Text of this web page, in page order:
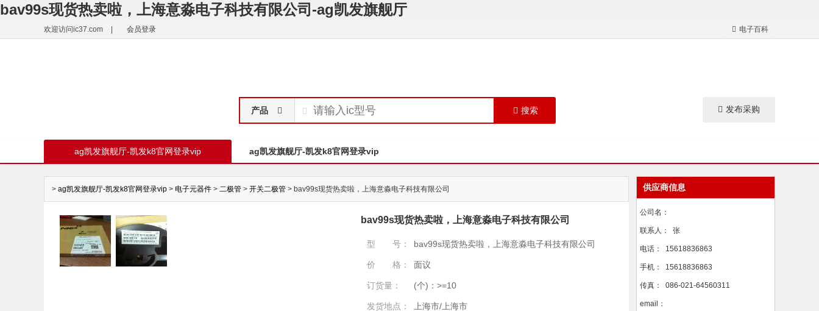
bav99s现货热卖啦，上海意淼电子科技有限公司-ag凯发旗舰厅
欢迎访问ic37.com 会员登录 电子百科
产品 搜索 发布采购
ag凯发旗舰厅-凯发k8官网登录vip ag凯发旗舰厅-凯发k8官网登录vip
> ag凯发旗舰厅-凯发k8官网登录vip > 电子元器件 > 二极管 > 开关二极管 > bav99s现货热卖啦，上海意淼电子科技有限公司
bav99s现货热卖啦，上海意淼电子科技有限公司
型 号： bav99s现货热卖啦，上海意淼电子科技有限公司
价 格： 面议
订货量： (个)：>=10
发货地点： 上海市/上海市
供应商信息
公司名：
联系人： 张
电话： 15618836863
手机： 15618836863
传真： 086-021-64560311
email：